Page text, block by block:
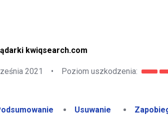
kwiqsearch.com
2021 • Poziom uszkodzenia:
Usuwanie